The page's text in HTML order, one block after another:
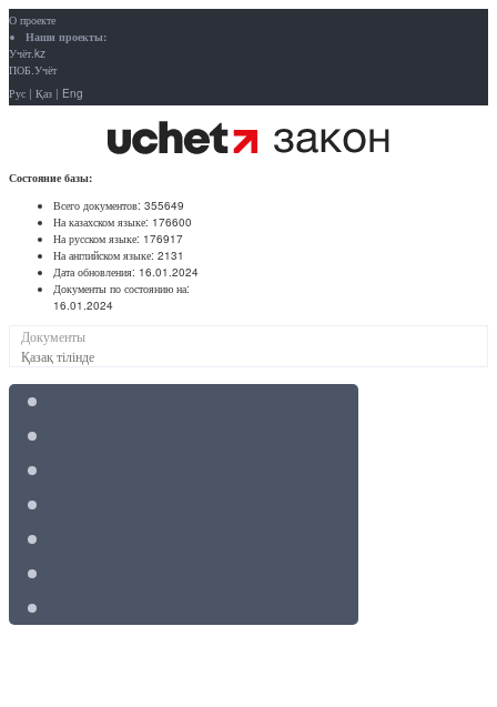
О проекте
Наши проекты:
Учёт.kz
ПОБ.Учёт
Рус | Қаз | Eng
Состояние базы:
Всего документов: 355649
На казахском языке: 176600
На русском языке: 176917
На английском языке: 2131
Дата обновления: 16.01.2024
Документы по состоянию на:
16.01.2024
Документы
Қазақ тілінде